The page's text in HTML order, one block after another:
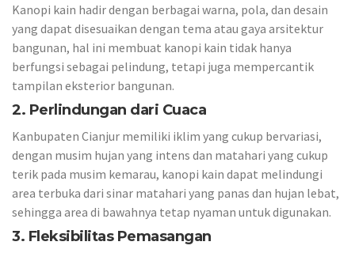
Kanopi kain hadir dengan berbagai warna, pola, dan desain
yang dapat disesuaikan dengan tema atau gaya arsitektur
bangunan, hal ini membuat kanopi kain tidak hanya
berfungsi sebagai pelindung, tetapi juga mempercantik
tampilan eksterior bangunan.
2. Perlindungan dari Cuaca
Kanbupaten Cianjur memiliki iklim yang cukup bervariasi,
dengan musim hujan yang intens dan matahari yang cukup
terik pada musim kemarau, kanopi kain dapat melindungi
area terbuka dari sinar matahari yang panas dan hujan lebat,
sehingga area di bawahnya tetap nyaman untuk digunakan.
3. Fleksibilitas Pemasangan